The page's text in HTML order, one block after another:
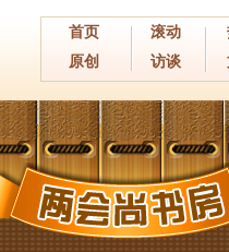
首页 滚动
原创
访谈